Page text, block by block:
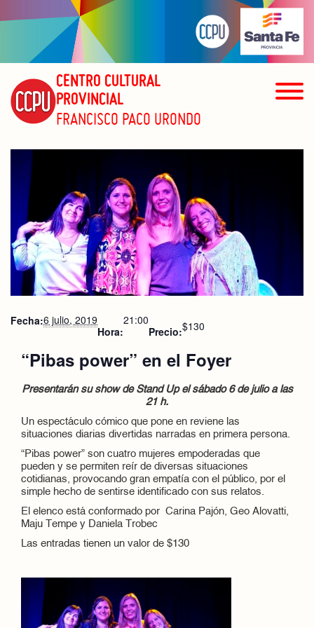
CENTRO CULTURAL
PROVINCIAL
FRANCISCO PACO URONDO
Fecha:6 julio, 2019
Hora:
21:00
Precio:$130
“Pibas power” en el Foyer
Presentarán su show de Stand Up el sábado 6 de julio a las
21 h.
Un espectáculo cómico que pone en reviene las
situaciones diarias divertidas narradas en primera persona.
“Pibas power” son cuatro mujeres empoderadas que
pueden y se permiten reír de diversas situaciones
cotidianas, provocando gran empatía con el público, por el
simple hecho de sentirse identificado con sus relatos.
El elenco está conformado por Carina Pajón, Geo Alovatti,
Maju Tempe y Daniela Trobec
Las entradas tienen un valor de $130